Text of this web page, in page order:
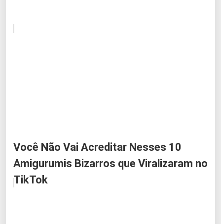
Você Não Vai Acreditar Nesses 10
Amigurumis Bizarros que Viralizaram no
TikTok